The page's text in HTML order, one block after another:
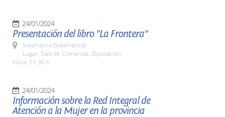
24/01/2024
Presentación del libro "La Frontera"
Salamanca (Salamanca)
Lugar: Sala de Comarcas. Diputación
Hora: 11:30 h.
24/01/2024
Información sobre la Red Integral de
Atención a la Mujer en la provincia